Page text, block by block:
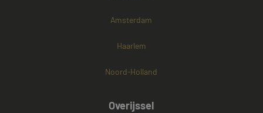
Amsterdam
Haarlem
Noord-Holland
Overijssel